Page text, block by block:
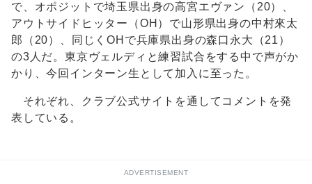
で、オポジットで埼玉県出身の高宮エヴァン（20）、
アウトサイドヒッター（OH）で山形県出身の中村來太
郎（20）、同じくOHで兵庫県出身の森口永大（21）
の3人だ。東京ヴェルディと練習試合をする中で声がか
かり、今回インターン生として加入に至った。
それぞれ、クラブ公式サイトを通してコメントを発
表している。
ADVERTISEMENT